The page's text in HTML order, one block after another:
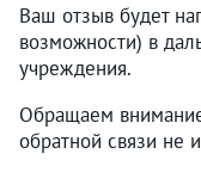
Ваш отзыв будет
возможности) в
учреждения.
Обращаем
обратной связи не